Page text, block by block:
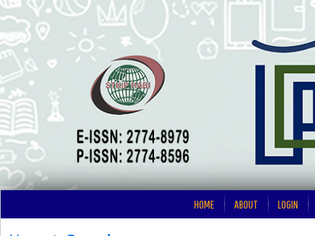
HOME ABOUT LOGIN